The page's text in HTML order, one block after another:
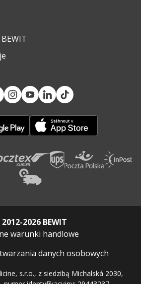
2026 BEWIT
warunki handlowe
danych osobowych
s.r.o., z siedzibą Michalská 2030,